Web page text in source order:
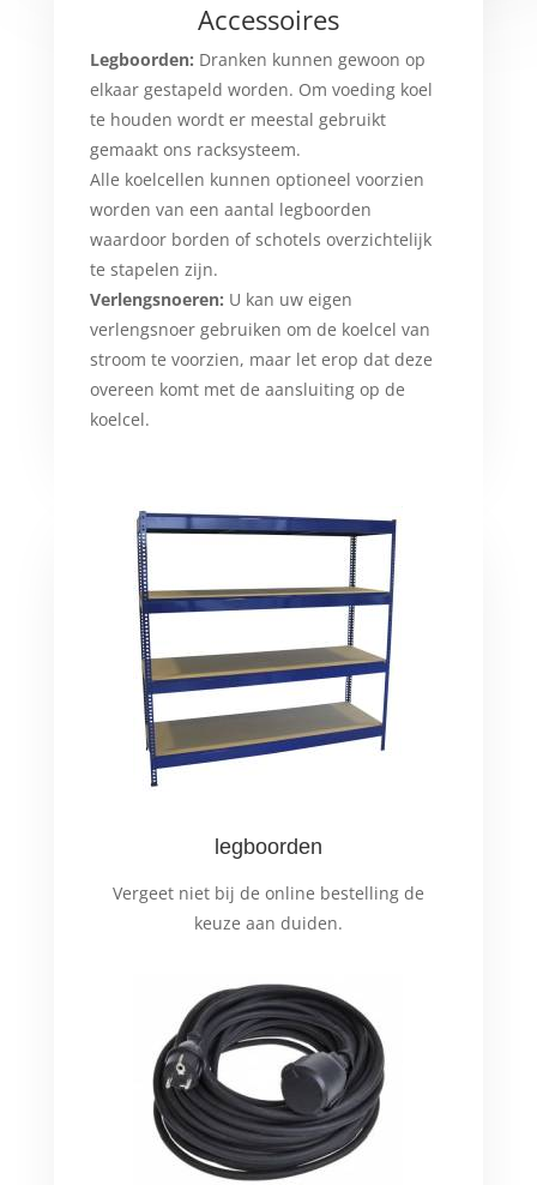
Accessoires
Legboorden: Dranken kunnen gewoon op
elkaar gestapeld worden. Om voeding koel
te houden wordt er meestal gebruikt
gemaakt ons racksysteem.
Alle koelcellen kunnen optioneel voorzien
worden van een aantal legboorden
waardoor borden of schotels overzichtelijk
te stapelen zijn.
Verlengsnoeren: U kan uw eigen
verlengsnoer gebruiken om de koelcel van
stroom te voorzien, maar let erop dat deze
overeen komt met de aansluiting op de
koelcel.
legboorden
Vergeet niet bij de online bestelling de
keuze aan duiden.